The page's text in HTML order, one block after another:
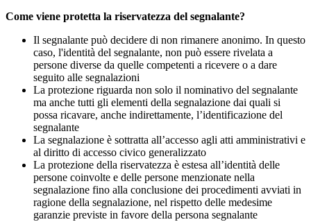
Come viene protetta la riservatezza del segnalante?
Il segnalante può decidere di non rimanere anonimo. In questo
caso, l'identità del segnalante, non può essere rivelata a
persone diverse da quelle competenti a ricevere o a dare
seguito alle segnalazioni
La protezione riguarda non solo il nominativo del segnalante
ma anche tutti gli elementi della segnalazione dai quali si
possa ricavare, anche indirettamente, l’identificazione del
segnalante
La segnalazione è sottratta all’accesso agli atti amministrativi e
al diritto di accesso civico generalizzato
La protezione della riservatezza è estesa all’identità delle
persone coinvolte e delle persone menzionate nella
segnalazione fino alla conclusione dei procedimenti avviati in
ragione della segnalazione, nel rispetto delle medesime
garanzie previste in favore della persona segnalante